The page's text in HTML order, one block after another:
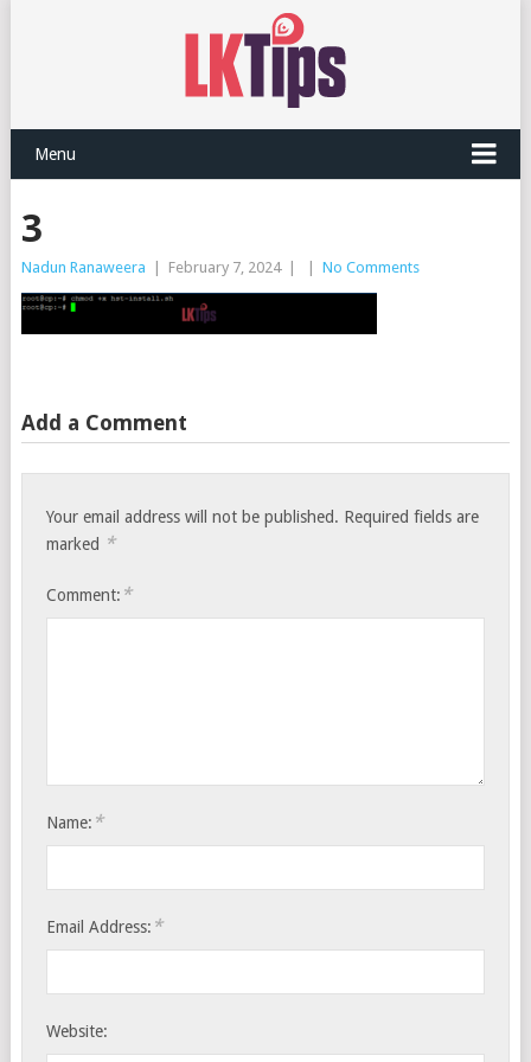
Menu
3
Nadun Ranaweera February 7, 2024 No Comments
Add a Comment
Your email address will not be published. Required fields are
marked *
Comment: *
Name: *
Email Address: *
Website: